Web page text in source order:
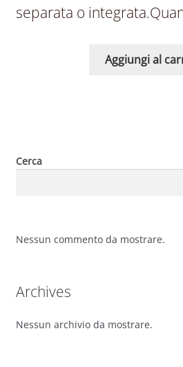
separata o
Aggiungi al
Cerca
Nessun commento da mostrare.
Archives
Nessun archivio da mostrare.